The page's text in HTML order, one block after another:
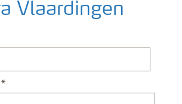
Vlaardingen